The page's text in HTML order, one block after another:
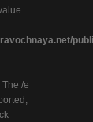
/e